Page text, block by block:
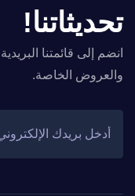
تحديثاتنا!
انضم إلى قائمتنا
والعروض الخاصة.